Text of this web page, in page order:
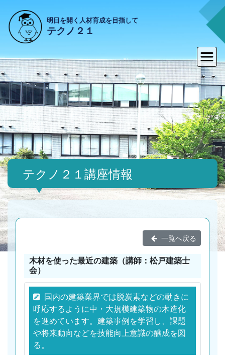
明日を開く人材育成を目指して
テクノ２１
テクノ２１講座情報
一覧へ戻る
木材を使った最近の建築（講師：松戸建築士
会）
国内の建築業界では脱炭素などの動きに
呼応するように中・大規模建築物の木造化
を進めています。建築事例を学習し、課題
や将来動向などを技能向上意識の醸成を図
る。